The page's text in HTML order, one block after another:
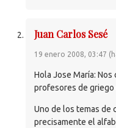
Juan Carlos Sesé
19 enero 2008, 03:47
Hola Jose María:
profesores de griego
Uno de los temas de
precisamente el